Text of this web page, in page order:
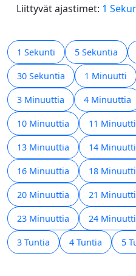
Liittyvät ajastimet: 1
1 Sekunti 5 Sekuntia
30 Sekuntia 1 Minuutti
3 Minuuttia 4 Minuuttia
10 Minuuttia 11
13 Minuuttia 14
16 Minuuttia 18
20 Minuuttia 21
23 Minuuttia 24
3 Tuntia 4 Tuntia 5